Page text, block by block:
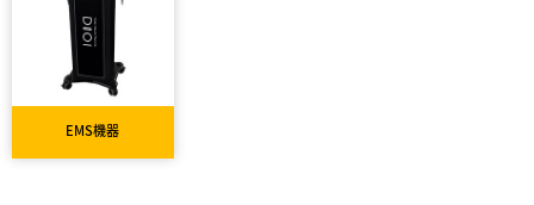
EMS機器